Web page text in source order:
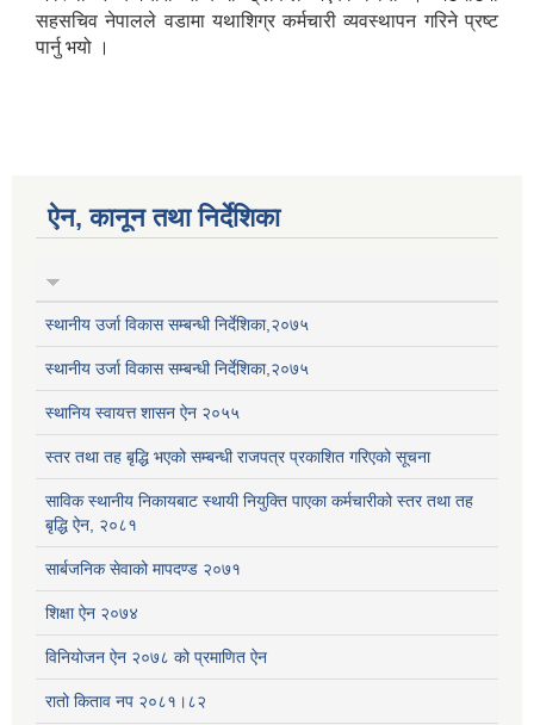
सहसचिव नेपालले वडामा यथाशिग्र कर्मचारी व्यवस्थापन गरिने प्रष्ट
पार्नु भयो ।
ऐन, कानून तथा निर्देशिका
स्थानीय उर्जा विकास सम्बन्धी निर्देशिका,२०७५
स्थानीय उर्जा विकास सम्बन्धी निर्देशिका,२०७५
स्थानिय स्वायत्त शासन ऐन २०५५
स्तर तथा तह बृद्धि भएको सम्बन्धी राजपत्र प्रकाशित गरिएको सूचना
साविक स्थानीय निकायबाट स्थायी नियुक्ति पाएका कर्मचारीको स्तर तथा तह
बृद्धि ऐन, २०८१
सार्बजनिक सेवाको मापदण्ड २०७१
शिक्षा ऐन २०७४
विनियोजन ऐन २०७८ को प्रमाणित ऐन
रातो किताव नप २०८१।८२